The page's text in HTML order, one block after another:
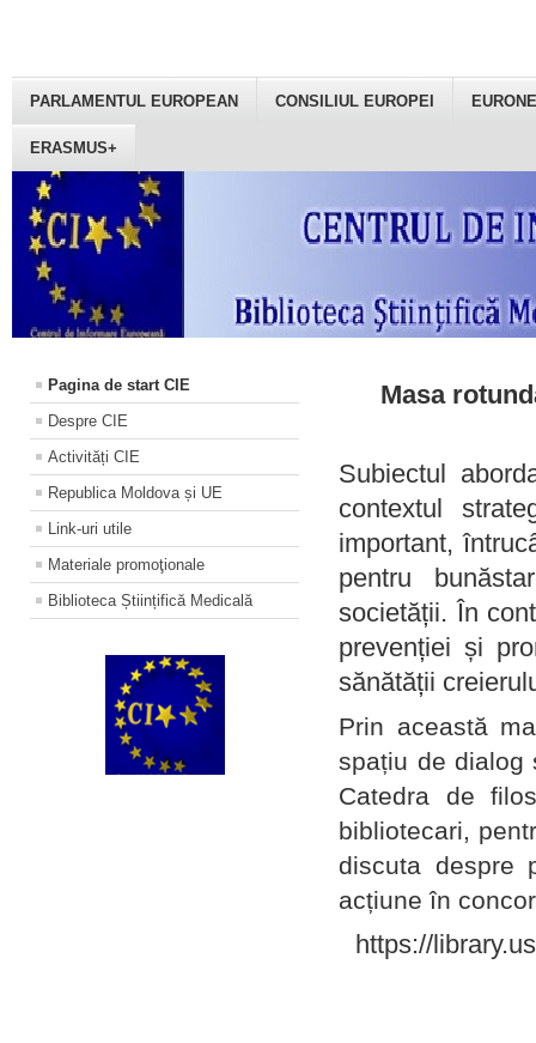
PARLAMENTUL EUROPEAN CONSILIUL EUROPEI
ERASMUS+
Pagina de start CIE
Despre CIE
Activități CIE
Republica Moldova și UE
Link-uri utile
Materiale promoţionale
Biblioteca Științifică Medicală
Masa
Subiectul
contextul
important,
pentru
societății. În
prevenției și
sănătății
Prin această
spațiu de dialog
Catedra de
bibliotecari,
discuta despre
acțiune în
https://